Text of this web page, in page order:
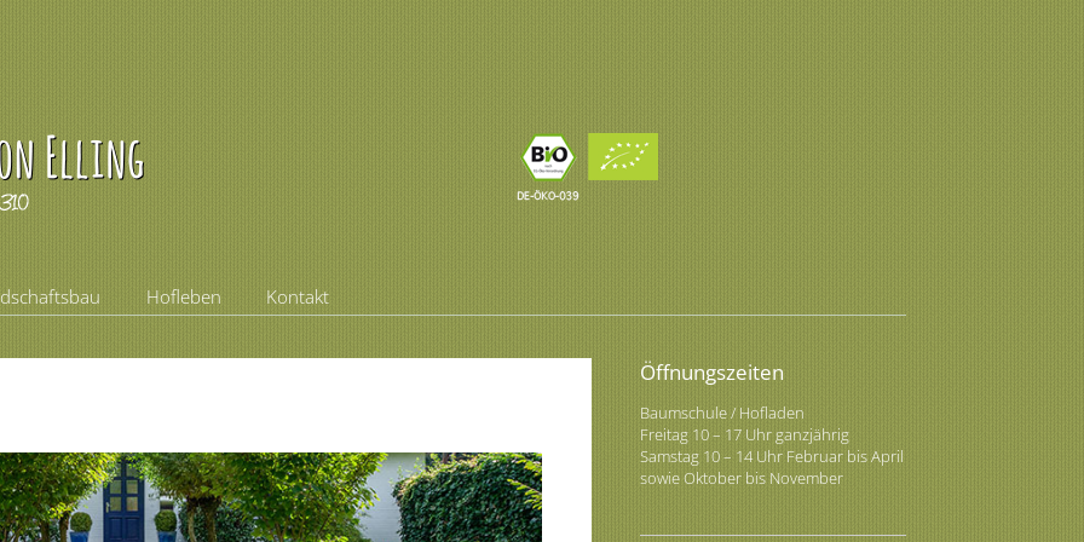
Hofleben Kontakt
Öffnungszeiten
Baumschule / Hofladen
Freitag 10 – 17 Uhr ganzjährig
Samstag 10 – 14 Uhr Februar bis April
sowie Oktober bis November